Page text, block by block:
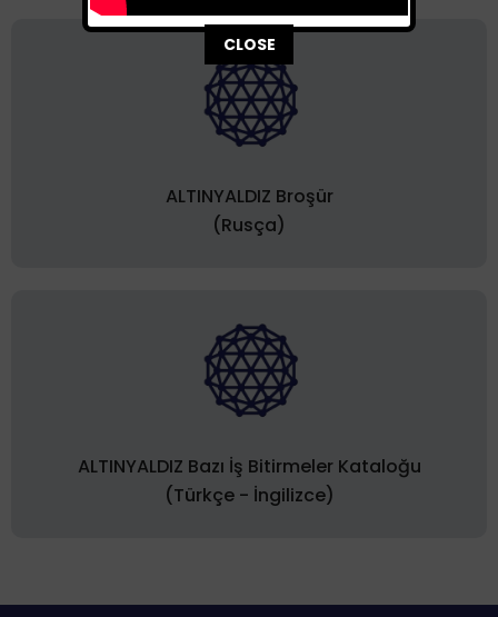
ALTINYALDIZ Broşür
(Rusça)
ALTINYALDIZ Bazı İş Bitirmeler Kataloğu
(Türkçe - İngilizce)
This popup will close in:
CLOSE